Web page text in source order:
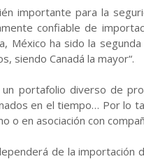
importante para la
confiable de
México ha sido la
siendo Canadá la mayor“.
un portafolio diverso de
en el tiempo… Por lo
o en asociación con
de la